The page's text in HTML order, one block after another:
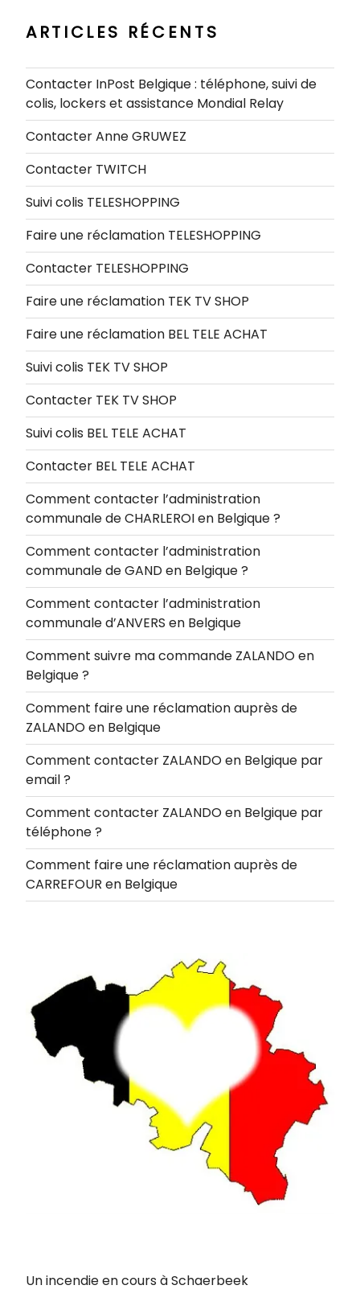
ARTICLES RÉCENTS
Contacter InPost Belgique : téléphone, suivi de
colis, lockers et assistance Mondial Relay
Contacter Anne GRUWEZ
Contacter TWITCH
Suivi colis TELESHOPPING
Faire une réclamation TELESHOPPING
Contacter TELESHOPPING
Faire une réclamation TEK TV SHOP
Faire une réclamation BEL TELE ACHAT
Suivi colis TEK TV SHOP
Contacter TEK TV SHOP
Suivi colis BEL TELE ACHAT
Contacter BEL TELE ACHAT
Comment contacter l’administration
communale de CHARLEROI en Belgique ?
Comment contacter l’administration
communale de GAND en Belgique ?
Comment contacter l’administration
communale d’ANVERS en Belgique
Comment suivre ma commande ZALANDO en
Belgique ?
Comment faire une réclamation auprès de
ZALANDO en Belgique
Comment contacter ZALANDO en Belgique par
email ?
Comment contacter ZALANDO en Belgique par
téléphone ?
Comment faire une réclamation auprès de
CARREFOUR en Belgique
Un incendie en cours à Schaerbeek